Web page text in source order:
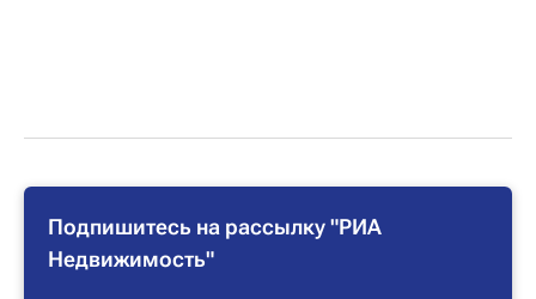
Подпишитесь на рассылку "РИА
Недвижимость"